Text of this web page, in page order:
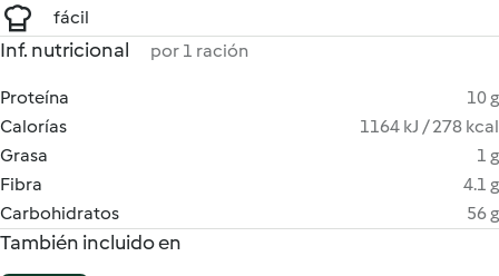
fácil
Inf. nutricional por 1 ración
Proteína
10 g
Calorías
1164 kJ / 278 kcal
Grasa
1 g
Fibra
4.1 g
Carbohidratos
56 g
También incluido en